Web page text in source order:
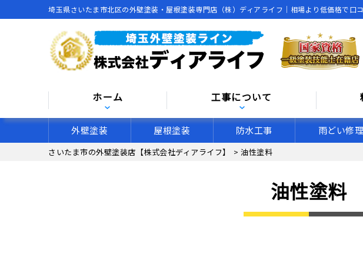
埼玉県さいたま市北区の外壁塗装・屋根塗装専門店（株）ディアライフ｜相場より低価格で
ホーム 工事について
外壁塗装 屋根塗装 防水工事 雨どい修
さいたま市の外壁塗装店【株式会社ディアライフ】 > 油性塗料
油性塗料